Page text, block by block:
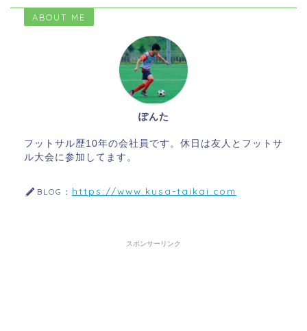
ABOUT ME
ぽんた
フットサル歴10年の会社員です。休日は友人とフットサ
ル大会に参加してます。
BLOG： https://www.kusa-taikai.com
スポンサーリンク